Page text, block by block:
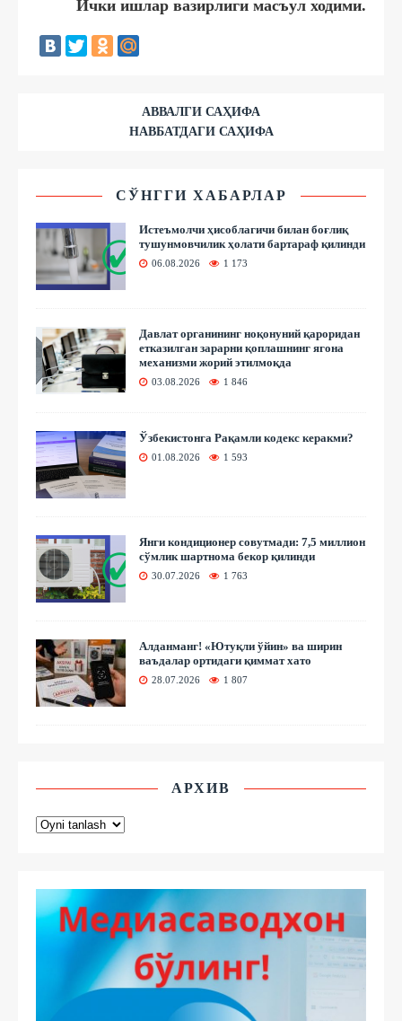
Ички ишлар вазирлиги масъул ходими.
АВВАЛГИ САҲИФА
НАВБАТДАГИ САҲИФА
СЎНГГИ ХАБАРЛАР
Истеъмолчи ҳисоблагичи билан боғлиқ
тушунмовчилик ҳолати бартараф қилинди
06.08.2026 1 173
Давлат органининг ноқонуний қароридан
етказилган зарарни қоплашнинг ягона
механизми жорий этилмоқда
03.08.2026 1 846
Ўзбекистонга Рақамли кодекс керакми?
01.08.2026 1 593
Янги кондиционер совутмади: 7,5 миллион
сўмлик шартнома бекор қилинди
30.07.2026 1 763
Алданманг! «Ютуқли ўйин» ва ширин
ваъдалар ортидаги қиммат хато
28.07.2026 1 807
АРХИВ